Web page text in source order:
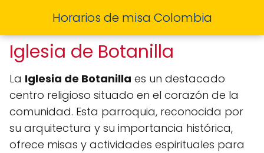
Horarios de misa Colombia
Iglesia de Botanilla
La Iglesia de Botanilla es un destacado
centro religioso situado en el corazón de la
comunidad. Esta parroquia, reconocida por
su arquitectura y su importancia histórica,
ofrece misas y actividades espirituales para